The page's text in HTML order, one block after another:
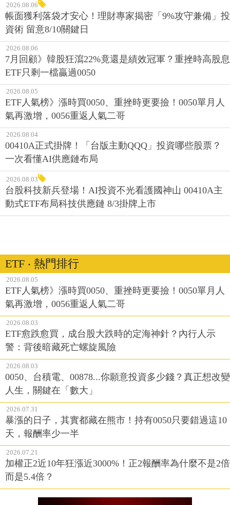
2026.08.06
帳面獲利落袋才安心！理財專家揭密「9%攻守兼備」投
資術 留意8/10關鍵日
2026.08.06
7月回顧》韓股狂瀉22%竟還是績效冠軍？重挫時高股息
ETF只剩一檔贏過0050
2026.08.05
ETF人氣榜》漲時買0050、重挫時更要撿！0050單月人
氣再激增，0056重返人氣二哥
2026.08.04
00410A正式掛牌！「台版主動QQQ」投資哪些股票？
一次看懂AI供應鏈布局
2026.08.03
台股科技新兵登場！AI投資不光看護國神山 00410A主
動式ETF布局科技供應鏈 8/3掛牌上市
ETF ‧ 熱門排行
2026.08.05
ETF人氣榜》漲時買0050、重挫時更要撿！0050單月人
氣再激增，0056重返人氣二哥
2026.08.03
ETF愈跌愈買，成台股大跌時的定海神針？內行人示
警：背後暗藏死亡螺旋風險
2026.08.03
0050、台積電、00878...你願意投資多少錢？真正想改變
人生，關鍵在「數大」
2026.07.31
暴漲的日子，其實都藏在熊市！持有0050只要錯過這10
天，報酬率少一半
2026.07.21
加權正2近10年狂漲近3000%！正2報酬率為什麼不是2倍
而是5.4倍？